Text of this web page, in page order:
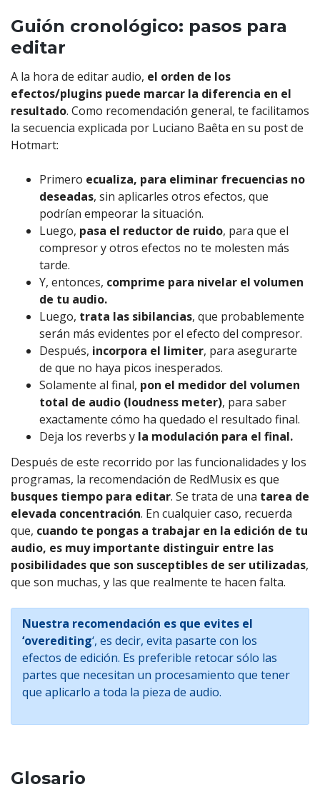
Guión cronológico: pasos para
editar
A la hora de editar audio, el orden de los
efectos/plugins puede marcar la diferencia en el
resultado. Como recomendación general, te facilitamos
la secuencia explicada por Luciano Baêta en su post de
Hotmart:
Primero ecualiza, para eliminar frecuencias no
deseadas, sin aplicarles otros efectos, que
podrían empeorar la situación.
Luego, pasa el reductor de ruido, para que el
compresor y otros efectos no te molesten más
tarde.
Y, entonces, comprime para nivelar el volumen
de tu audio.
Luego, trata las sibilancias, que probablemente
serán más evidentes por el efecto del compresor.
Después, incorpora el limiter, para asegurarte
de que no haya picos inesperados.
Solamente al final, pon el medidor del volumen
total de audio (loudness meter), para saber
exactamente cómo ha quedado el resultado final.
Deja los reverbs y la modulación para el final.
Después de este recorrido por las funcionalidades y los
programas, la recomendación de RedMusix es que
busques tiempo para editar. Se trata de una tarea de
elevada concentración. En cualquier caso, recuerda
que, cuando te pongas a trabajar en la edición de tu
audio, es muy importante distinguir entre las
posibilidades que son susceptibles de ser utilizadas,
que son muchas, y las que realmente te hacen falta.
Nuestra recomendación es que evites el
‘overediting‘, es decir, evita pasarte con los
efectos de edición. Es preferible retocar sólo las
partes que necesitan un procesamiento que tener
que aplicarlo a toda la pieza de audio.
Glosario